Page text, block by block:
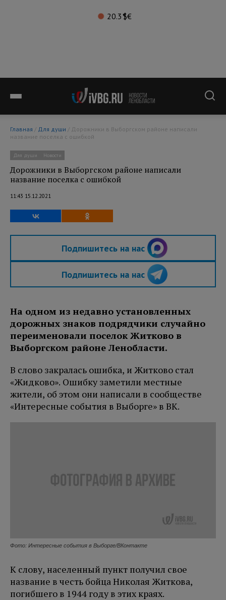
20.3°$€
Главная / Для души
название поселка с ошибкой
Для души Новости
Дорожники в Выборгском районе написали
название поселка с ошибкой
11:43 15.12.2021
Подпишитесь на нас
Подпишитесь на нас
На одном из недавно установленных
дорожных знаков подрядчики случайно
переименовали поселок Житково в
Выборгском районе Ленобласти.
В слово закралась ошибка, и Житково стал
«Жидково». Ошибку заметили местные
жители, об этом они написали в сообществе
«Интересные события в Выборге» в ВК.
Фото: Интересные события в Выборге/ВКонтакте
К слову, населенный пункт получил свое
название в честь бойца Николая Житкова,
погибшего в 1944 году в этих краях.